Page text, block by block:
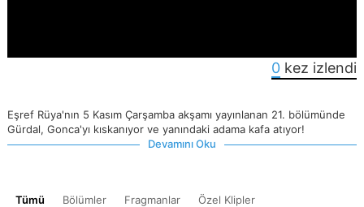
0 kez izlendi
Eşref Rüya'nın 5 Kasım Çarşamba akşamı yayınlanan 21. bölümünde
Gürdal, Gonca'yı kıskanıyor ve yanındaki adama kafa atıyor!
Devamını Oku
Tümü Bölümler Fragmanlar Özel Klipler